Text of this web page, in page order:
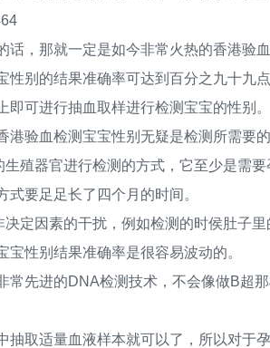
，那就一定是如今非常火热的香港验
别的结果准确率可达到百分之九十九
可进行抽血取样进行检测宝宝的性别。
验血检测宝宝性别无疑是检测所需要
殖器官进行检测的方式，它至少是需
要足足长了四个月的时间。
因素的干扰，例如检测的时侯肚子里
性别结果准确率是很容易波动的。
先进的DNA检测技术，不会像做B超
取适量血液样本就可以了，所以对于